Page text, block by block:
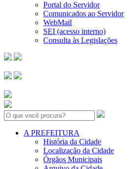
Portal do Servidor
Comunicados ao Servidor
WebMail
SEI (acesso interno)
Consulta às Legislações
Search:
A PREFEITURA
História da Cidade
Localização da Cidade
Órgãos Municipais